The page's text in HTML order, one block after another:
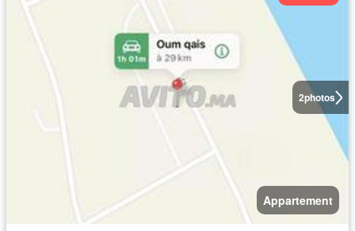
2photos
Appartement